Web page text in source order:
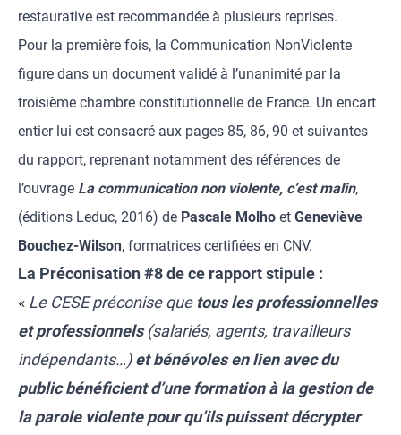
restaurative est recommandée à plusieurs reprises.
Pour la première fois, la Communication NonViolente
figure dans un document validé à l’unanimité par la
troisième chambre constitutionnelle de France. Un encart
entier lui est consacré aux pages 85, 86, 90 et suivantes
du rapport, reprenant notamment des références de
l’ouvrage La communication non violente, c’est malin,
(éditions Leduc, 2016) de Pascale Molho et Geneviève
Bouchez-Wilson, formatrices certifiées en CNV.
La Préconisation #8 de ce rapport stipule :
« Le CESE préconise que tous les professionnelles
et professionnels(salariés, agents, travailleurs
indépendants…)et bénévoles en lien avec du
public bénéficient d’une formation à la gestion de
la parole violente pour qu’ils puissent décrypter